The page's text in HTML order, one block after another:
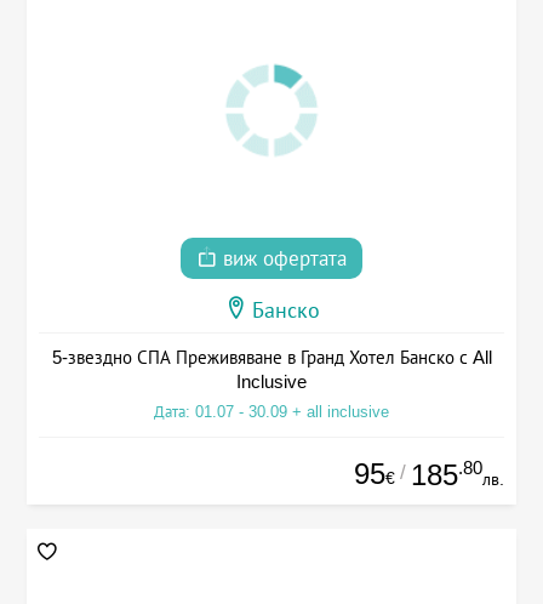
виж офертата
Банско
5-звездно СПА Преживяване в Гранд Хотел Банско с All
Inclusive
Дата: 01.07 - 30.09 + all inclusive
95€ / 185.80
лв.